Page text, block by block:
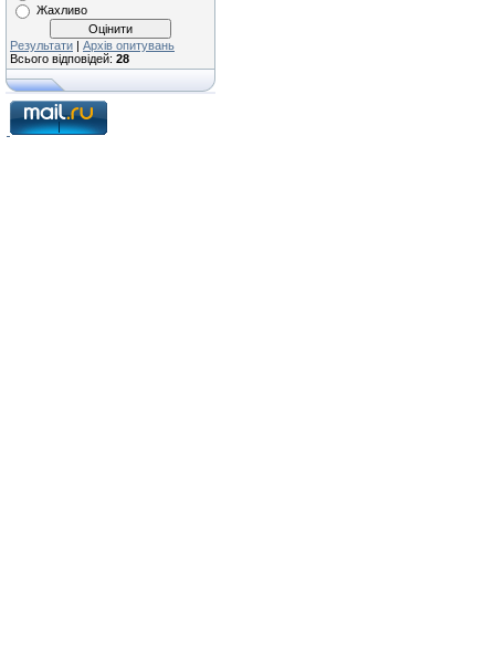
Жахливо
Результати | Архів опитувань
Всього відповідей: 28